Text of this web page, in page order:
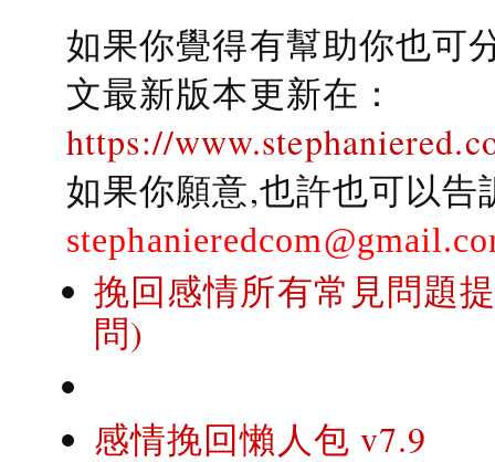
如果你覺得有幫助你也可
文最新版本更新在：
https://
如果你願意,也許也可以
挽回感情所有常見問題
問)
感情挽回懶人包 v7.9